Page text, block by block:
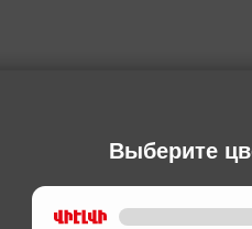
Выберите